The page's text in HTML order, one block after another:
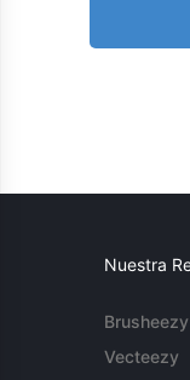
Nuestra
Brusheezy
Vecteezy